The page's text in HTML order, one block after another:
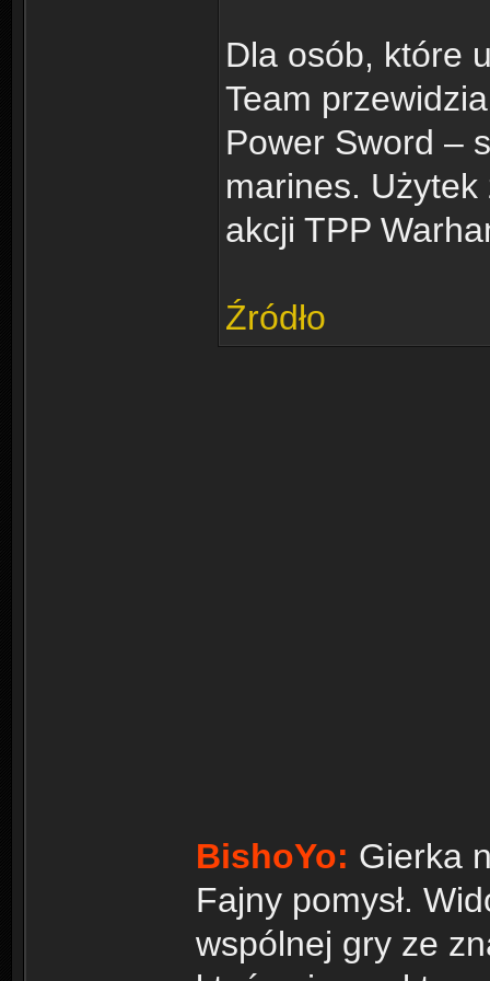
Dla osób, które
Team
Power Sword –
marines.
akcji TPP
Źródło
BishoYo: Gierka
Fajny pomysł.
wspólnej gry ze